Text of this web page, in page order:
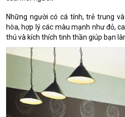
Những người có cá tính, trẻ trung
hòa, hợp lý các màu mạnh như đỏ,
thú và kích thích tinh thần giúp bạn